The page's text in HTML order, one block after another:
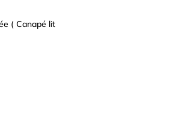
( Canapé lit